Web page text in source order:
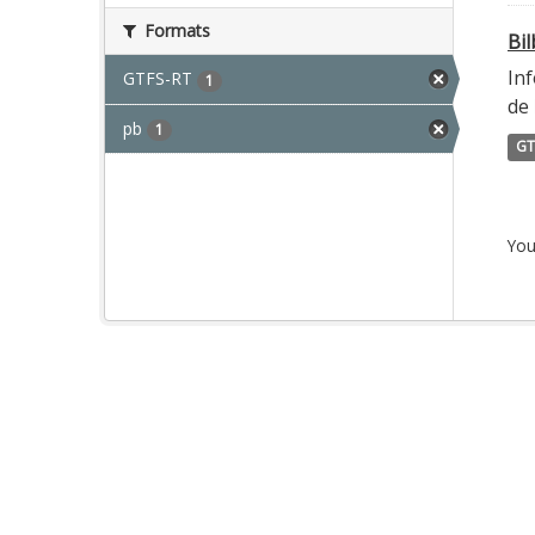
Formats
GTFS-RT 1
pb 1
de